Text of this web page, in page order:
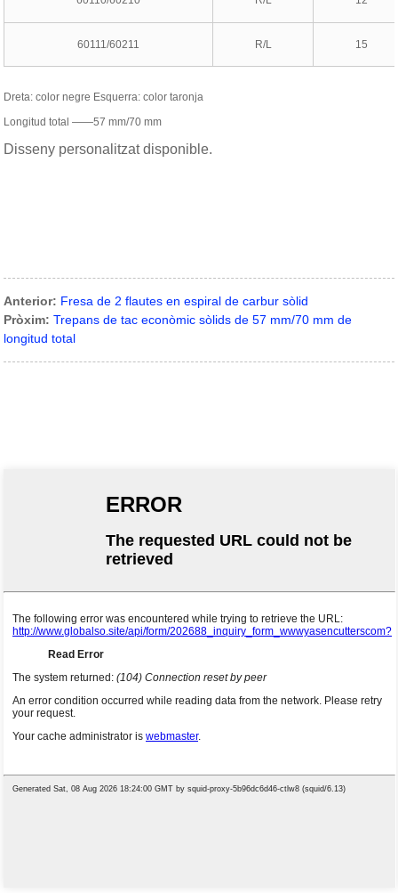
60111/60211 R/L 15
Dreta: color negre Esquerra: color taronja
Longitud total ——57 mm/70 mm
Disseny personalitzat disponible.
Anterior: Fresa de 2 flautes en espiral de carbur sòlid
Pròxim: Trepans de tac econòmic sòlids de 57 mm/70 mm de
longitud total